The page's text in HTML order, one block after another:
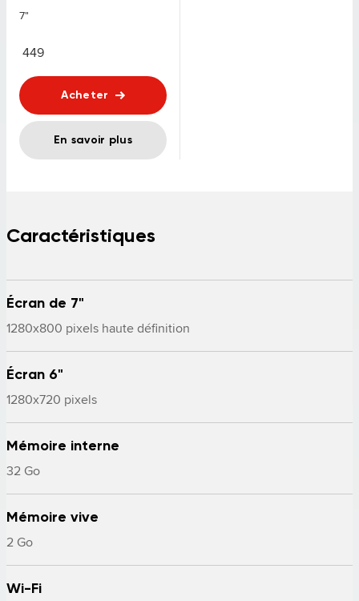
7"
449
Acheter
En savoir plus
Caractéristiques
Écran de 7"
1280x800 pixels haute définition
Écran 6"
1280x720 pixels
Mémoire interne
32 Go
Mémoire vive
2 Go
Wi-Fi